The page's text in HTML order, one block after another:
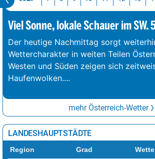
Viel Sonne, lokale Schauer im SW.
Der heutige Nachmittag sorgt
Wettercharakter in weiten Teilen
Westen und Süden zeigen sich
Haufenwolken....
mehr Österreich-Wetter
LANDESHAUPTSTÄDTE
Region Grad